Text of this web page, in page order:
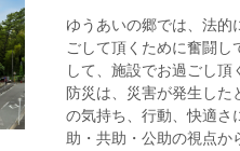
ゆうあいの郷では、法的
ごして頂くために奮闘
して、施設でお過ごし頂
防災は、災害が発生し
の気持ち、行動、快適さ
助・共助・公助の視点か